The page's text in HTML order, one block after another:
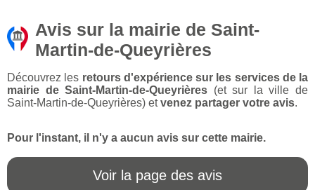
Avis sur la mairie de Saint-
Martin-de-Queyrières
Découvrez les retours d'expérience sur les services de la
mairie de Saint-Martin-de-Queyrières (et sur la ville de
Saint-Martin-de-Queyrières) etvenez partager votre avis.
Pour l'instant, il n'y a aucun avis sur cette mairie.
Voir la page des avis